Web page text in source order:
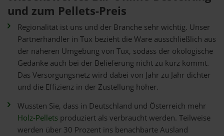
und zum Pellets-Preis
Regionalität ist uns und der Branche sehr wichtig. Unser
Partnerhändler in Tux bezieht die Ware ausschließlich aus
der näheren Umgebung von Tux, sodass der ökologische
Gedanke auch bei der Belieferung nicht zu kurz kommt.
Das Versorgungsnetz wird dabei von Jahr zu Jahr dichter
und die Effizienz in der Zustellung höher.
Wussten Sie, dass in Deutschland und Österreich mehr
Holz-Pellets produziert als verbraucht werden. Teilweise
werden über 30 Prozent ins benachbarte Ausland